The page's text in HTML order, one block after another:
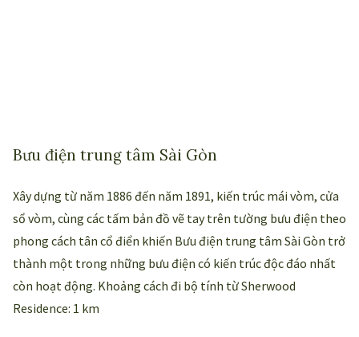
Bưu điện trung tâm Sài Gòn
Xây dựng từ năm 1886 đến năm 1891, kiến trúc mái vòm, cửa
sổ vòm, cùng các tấm bản đồ vẽ tay trên tường bưu điện theo
phong cách tân cổ điển khiến Bưu điện trung tâm Sài Gòn trở
thành một trong những bưu điện có kiến trúc độc đáo nhất
còn hoạt động. Khoảng cách đi bộ tính từ Sherwood
Residence: 1 km